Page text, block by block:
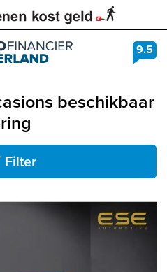
9.5
beschikbaar
Filter